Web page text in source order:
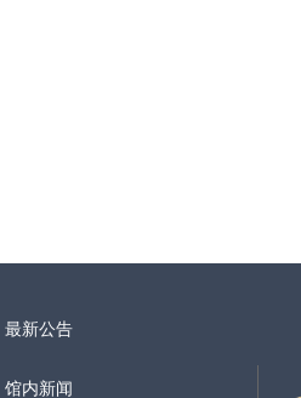
最新公告
馆内新闻